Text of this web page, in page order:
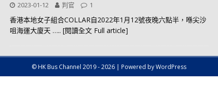
2023-01-12 判官 1
香港本地女子組合COLLAR自2022年1月12號夜晚六點半，喺尖沙
咀海運大廈天 ….. [閱讀全文 Full article]
© HK Bus Channel 2019 - 2026 | Powered by WordPress